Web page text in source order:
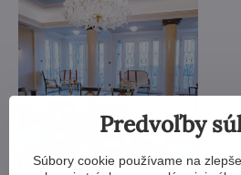
Predvoľby
Súbory cookie používame na